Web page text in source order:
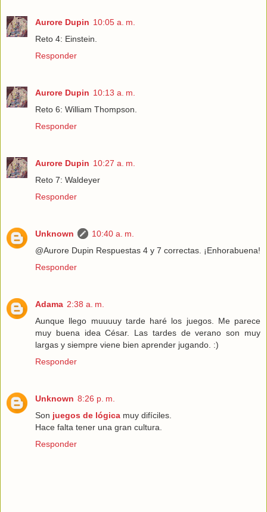
Aurore Dupin 10:05 a. m.
Reto 4: Einstein.
Responder
Aurore Dupin 10:13 a. m.
Reto 6: William Thompson.
Responder
Aurore Dupin 10:27 a. m.
Reto 7: Waldeyer
Responder
Unknown
10:40 a. m.
@Aurore Dupin Respuestas 4 y 7 correctas. ¡Enhorabuena!
Responder
Adama 2:38 a. m.
Aunque llego muuuuy tarde haré los juegos. Me parece
muy buena idea César. Las tardes de verano son muy
largas y siempre viene bien aprender jugando. :)
Responder
Unknown 8:26 p. m.
Son juegos de lógica muy difíciles.
Hace falta tener una gran cultura.
Responder